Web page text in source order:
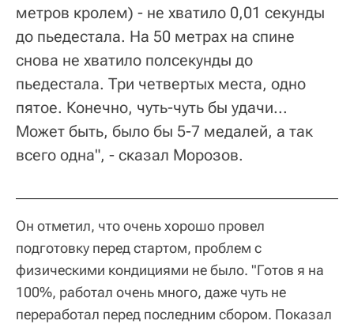
метров кролем) - не хватило 0,01 секунды
до пьедестала. На 50 метрах на спине
снова не хватило полсекунды до
пьедестала. Три четвертых места, одно
пятое. Конечно, чуть-чуть бы удачи...
Может быть, было бы 5-7 медалей, а так
всего одна", - сказал Морозов.
Он отметил, что очень хорошо провел
подготовку перед стартом, проблем с
физическими кондициями не было. "Готов я на
100%, работал очень много, даже чуть не
переработал перед последним сбором. Показал